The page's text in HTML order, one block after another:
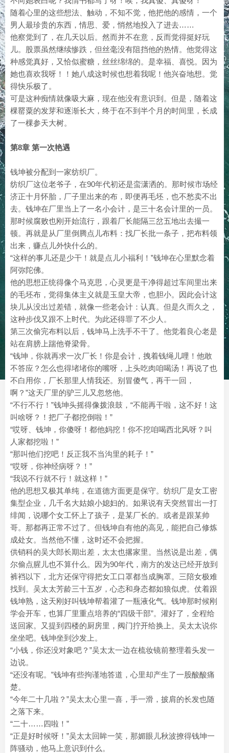
随着心里的这些想法、触动，不知不觉，他把他的感情，一个
男人最珍贵的东西，情思、爱，悄然地投入了进去……
他察觉到了，在几天以后。然而并不在意，反而觉得挺好玩
儿。股票虽然继续惨跌，但丝毫没有阻挡他的热情。他觉得这
种感觉真好，又恰似蜜糖，丝丝绵绵的。是幸福、喜悦。因为
她也喜欢我呀！！她八成这时候也想着我呢！他兴奋地想。觉
得快乐极了。
可是这种痴情就像吸大麻，现在他没有意识到。但是，随着这
棵罂粟的发芽和逐渐长大，终于在不到半个月的时间里，长成
了一棵参天大树。
第8章 第一次艳遇
钱坤被分配到一家纺织厂。
纺织厂这位老爷子，在90年代初还是蛮潇洒的。那时候市场经
济正十月怀胎，厂子里出来的布，即便再毛坯，也不愁卖不出
去。钱坤在厂里当上了一名小会计，是三十名会计里的一员。
那时候腐败也刚开始流行，跟着厂长能隔三岔五地出去撮一
顿。再就是从厂里倒腾点儿布料：找厂长批一条子，把布料领
出来，赚点儿外快什么的。
“这样的事儿还是少干！就是点儿小福利！”钱坤在心里默念着
阿弥陀佛。
他的思想正统得像个马克思，心灵更是干净得超过车间里出来
的毛坯布，觉得集体主义就是玉皇大帝，也胆小。因此会计这
块儿从没出过差错，就像一些老会计：认真。但是久而久之，
这种步伐又跟不上时代。为此还得罪了不少人。
第三次偷完布料以后，钱坤马上洗手不干了。他觉着良心老是
站在肩膀上踹他脊梁骨。
“钱坤，你就再求一次厂长！你是会计，拽着钱绳儿哩！他敢
不答应？怎么也得堵堵你的嘴呀，上头吃肉咱喝汤！再说了也
不白用你，厂长那里人情我还。别冒傻气，再干一回，
啊？”这天厂里的驴三儿又忽悠他。
“不行不行！”钱坤头摇得像拨浪鼓，“不能再干啦，这不好！这
叫啥呀？！把厂子都挖倒啦！”
“哎呀、钱坤，你傻呀！都他妈挖！你不挖咱喝西北风呀？叫
人家都挖啦！”
“那叫他们挖吧！反正我不当沟里的耗子！”
“哎呀，你神经病呀？！”
“我说不行就不行！就这样！”
他的思想又极其单纯，在道德方面更是保守。纺织厂是女工密
集型企业，几千名大姑娘小媳妇的。如果说有天突然冒出一打
绯闻，说哪个女工怀上了孩子，是某厂长的。或者是跟某帅
哥。那都再正常不过了。但钱坤自有他的高见，能把自己修炼
成处女。当然他不懂，这时还不会把握。
供销科的吴大郎长期出差，太太也撂家里。当然说是出差，偶
尔偷点腥儿也不算什么。因为90年代，南方的发达已经开放到
裤裆以下，北方还保守得把女工口罩都当成胸罩。三陪女极难
找到。吴太太芳龄三十五岁，心态和身态都如狼似虎。仗着跟
钱坤熟，这天刚好叫钱坤帮着灌了一瓶液化气。钱坤那时候刚
学会开车，也算厂里重点培养的“四级干部”。灌好了，全程给
送回家。又提到四楼的厨房里，阀门拧开给换上。吴太太说你
坐坐吧。钱坤坐到沙发上。
“小钱，你还没对象吧？”吴太太一边在梳妆镜前整理着头发一
边说。
“还没有呢。”钱坤有些拘谨地答道，心里却产生了一股酸酸痛
楚。
“今年二十几啦？”吴太太心里一喜，手一滑，披肩的长发也随
之落下来。
“二十……四啦！”
“正是好时候呀！”吴太太回眸一笑，那媚眼儿秋波撩得钱坤一
阵骚动，他马上意识到什么。